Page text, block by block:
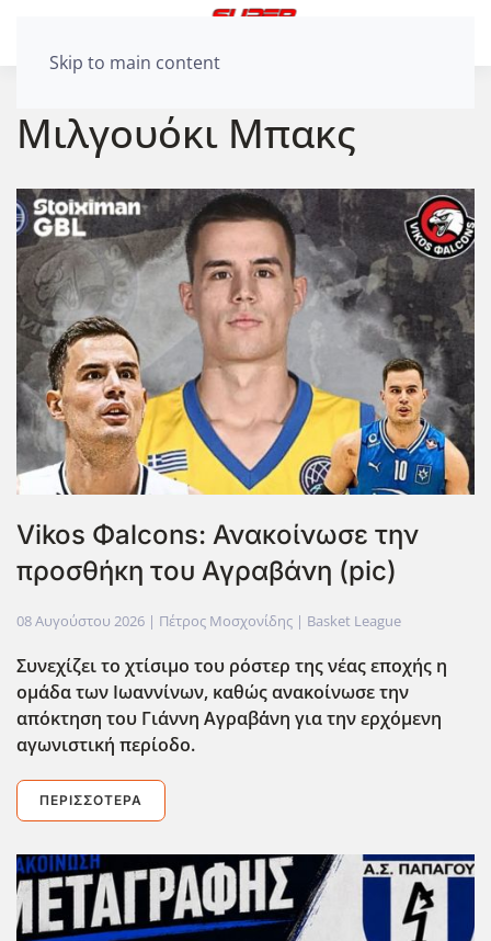
Skip to main content
Μιλγουόκι Μπακς
Vikos Φalcons: Ανακοίνωσε την
προσθήκη του Αγραβάνη (pic)
08 Αυγούστου 2026 | Πέτρος Μοσχονίδης | Basket League
Συνεχίζει το χτίσιμο του ρόστερ της νέας εποχής η
ομάδα των Ιωαννίνων, καθώς ανακοίνωσε την
απόκτηση του Γιάννη Αγραβ΄΄ανη για την ερχόμενη
αγωνιστική περίοδο.
ΠΕΡΙΣΣΌΤΕΡΑ